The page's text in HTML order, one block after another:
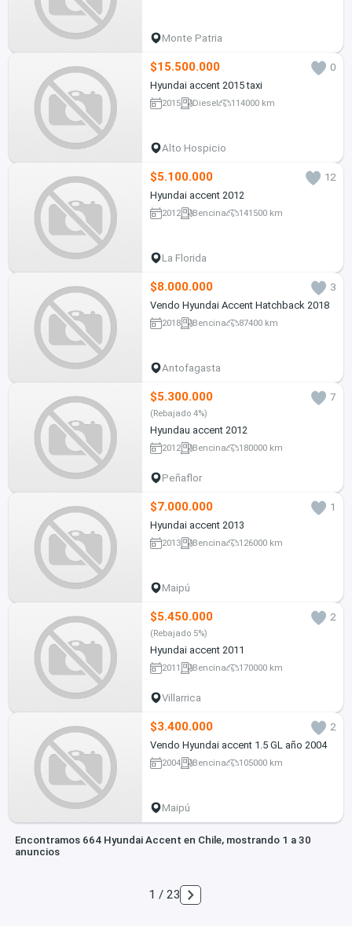
Monte Patria
$15.500.000
0
Hyundai accent 2015 taxi
2015 Diesel 114000 km
Alto Hospicio
$5.100.000
12
Hyundai accent 2012
2012 Bencina 141500 km
La Florida
$8.000.000
3
Vendo Hyundai Accent Hatchback 2018
2018 Bencina 87400 km
Antofagasta
$5.300.000 7
(Rebajado 4%)
Hyundau accent 2012
2012 Bencina 180000 km
Peñaflor
$7.000.000
1
Hyundai accent 2013
2013 Bencina 126000 km
Maipú
$5.450.000 2
(Rebajado 5%)
Hyundai accent 2011
2011 Bencina 170000 km
Villarrica
$3.400.000
2
Vendo Hyundai accent 1.5 GL año 2004
2004 Bencina 105000 km
Maipú
Encontramos 664 Hyundai Accent en Chile, mostrando 1 a 30
anuncios
1 / 23